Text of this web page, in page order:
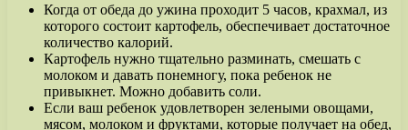
Когда от обеда до ужина проходит 5 часов, крахмал, из
которого состоит картофель, обеспечивает достаточное
количество калорий.
Картофель нужно тщательно разминать, смешать с
молоком и давать понемногу, пока ребенок не
привыкнет. Можно добавить соли.
Если ваш ребенок удовлетворен зелеными овощами,
мясом, молоком и фруктами, которые получает на обед,